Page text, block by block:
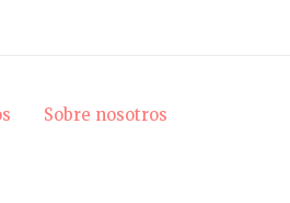
Sobre nosotros